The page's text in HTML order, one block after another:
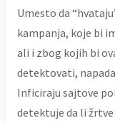
Umesto da
kampanja, koje bi
ali i zbog kojih bi
detektovati,
Inficiraju sajtove
detektuje da li